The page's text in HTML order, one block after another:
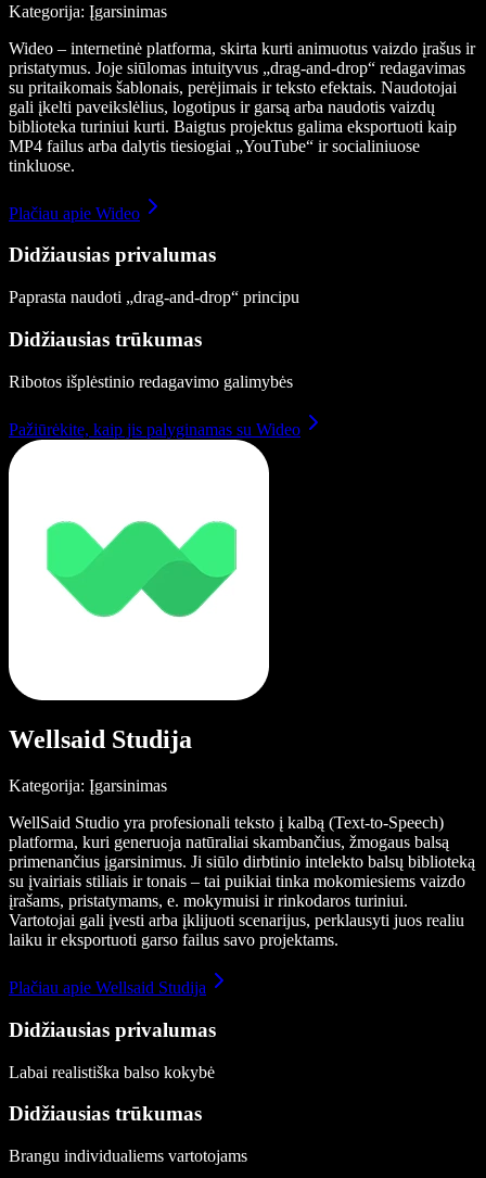
Kategorija: Įgarsinimas
Wideo – internetinė platforma, skirta kurti animuotus vaizdo įrašus ir
pristatymus. Joje siūlomas intuityvus „drag-and-drop“ redagavimas
su pritaikomais šablonais, perėjimais ir teksto efektais. Naudotojai
gali įkelti paveikslėlius, logotipus ir garsą arba naudotis vaizdų
biblioteka turiniui kurti. Baigtus projektus galima eksportuoti kaip
MP4 failus arba dalytis tiesiogiai „YouTube“ ir socialiniuose
tinkluose.
Plačiau apie Wideo
Didžiausias privalumas
Paprasta naudoti „drag-and-drop“ principu
Didžiausias trūkumas
Ribotos išplėstinio redagavimo galimybės
Pažiūrėkite, kaip jis palyginamas su Wideo
Wellsaid Studija
Kategorija: Įgarsinimas
WellSaid Studio yra profesionali teksto į kalbą (Text-to-Speech)
platforma, kuri generuoja natūraliai skambančius, žmogaus balsą
primenančius įgarsinimus. Ji siūlo dirbtinio intelekto balsų biblioteką
su įvairiais stiliais ir tonais – tai puikiai tinka mokomiesiems vaizdo
įrašams, pristatymams, e. mokymuisi ir rinkodaros turiniui.
Vartotojai gali įvesti arba įklijuoti scenarijus, perklausyti juos realiu
laiku ir eksportuoti garso failus savo projektams.
Plačiau apie Wellsaid Studija
Didžiausias privalumas
Labai realistiška balso kokybė
Didžiausias trūkumas
Brangu individualiems vartotojams